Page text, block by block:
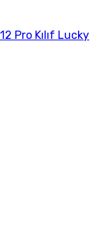
Pro Kılıf Lucky